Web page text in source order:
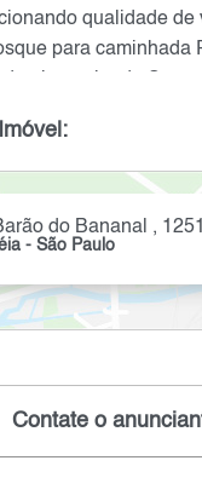
qualidade de
para caminhada
equipada Spa e
Espaço para pets
Portaria 24h
urbano, com
do Bananal , 1251
- São Paulo
Contate o